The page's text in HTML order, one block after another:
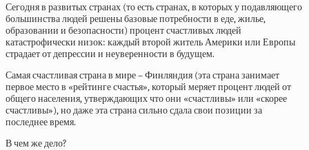
Сегодня в развитых странах (то есть странах, в которых у подавляющего
большинства людей решены базовые потребности в еде, жилье,
образовании и безопасности) процент счастливых людей
катастрофически низок: каждый второй житель Америки или Европы
страдает от депрессии и неуверенности в будущем.
Самая счастливая страна в мире – Финляндия (эта страна занимает
первое место в «рейтинге счастья», который меряет процент людей от
общего населения, утверждающих что они «счастливы» или «скорее
счастливы»), но даже эта страна сильно сдала свои позиции за
последнее время.
В чем же дело?